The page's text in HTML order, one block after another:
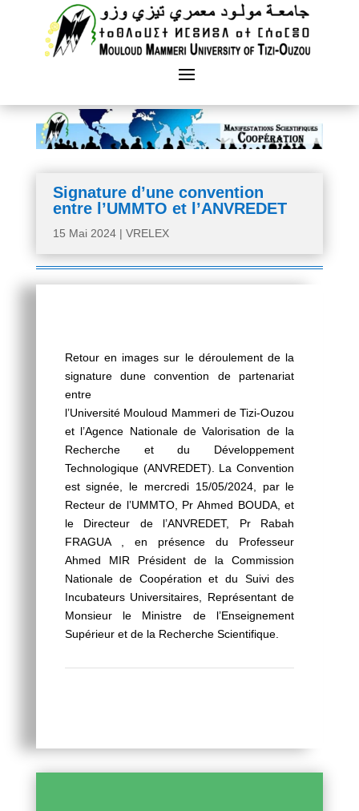
Signature d’une convention
entre l’UMMTO et l’ANVREDET
15 Mai 2024| VRELEX
Retour en images sur le déroulement de la
signature dune convention de partenariat
entre
l’Université Mouloud Mammeri de Tizi-Ouzou
et l’Agence Nationale de Valorisation de la
Recherche et du Développement
Technologique (ANVREDET). La Convention
est signée, le mercredi 15/05/2024, par le
Recteur de l’UMMTO, Pr Ahmed BOUDA, et
le Directeur de l’ANVREDET, Pr Rabah
FRAGUA , en présence du Professeur
Ahmed MIR Président de la Commission
Nationale de Coopération et du Suivi des
Incubateurs Universitaires, Représentant de
Monsieur le Ministre de l’Enseignement
Supérieur et de la Recherche Scientifique.